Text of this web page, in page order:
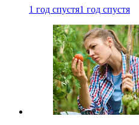
1 год спустя1 год спустя